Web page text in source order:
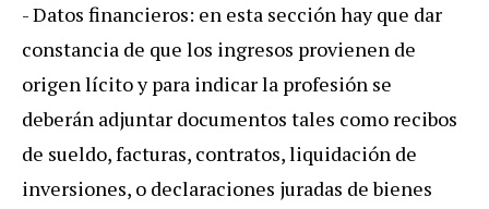
- Datos financieros: en esta sección hay que dar
constancia de que los ingresos provienen de
origen lícito y para indicar la profesión se
deberán adjuntar documentos tales como recibos
de sueldo, facturas, contratos, liquidación de
inversiones, o declaraciones juradas de bienes